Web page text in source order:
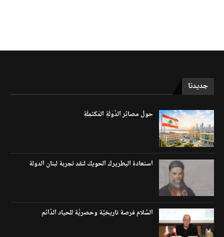
جديدنا
حولَ مصائِر الدَّوْلَةِ المُكْتَمِلَةِ
استعادة البطريرك الحويك لنقد تجربة لبنان الدولة
السَّلام فرصة تاريخيَّة وحصريَّة للحياد الدَّائم